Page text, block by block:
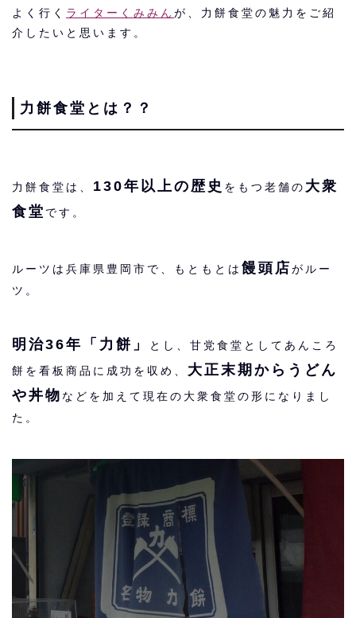
よく行く ライターくみみん が、力餅食堂の魅力をご紹
介したいと思います。
力餅食堂とは？？
力餅食堂は、 130年以上の歴史 をもつ老舗の 大衆
食堂 です。
ルーツは兵庫県豊岡市で、もともとは 饅頭店がルー
ツ。
明治36年「力餅」
とし、甘党食堂としてあんころ
餅を看板商品に成功を収め、 大正末期からうどん
や丼物 などを加えて現在の大衆食堂の形になりまし
た。